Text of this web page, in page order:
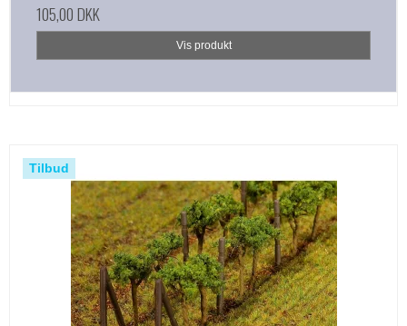
105,00 DKK
Vis produkt
Tilbud